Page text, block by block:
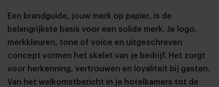
Een brandguide, jouw merk op papier, is de
belangrijkste basis voor een solide merk. Je logo,
merkkleuren, tone of voice en uitgeschreven
concept vormen het skelet van je bedrijf. Het zorgt
voor herkenning, vertrouwen en loyaliteit bij gasten.
Van het welkomstbericht in je hotelkamers tot de